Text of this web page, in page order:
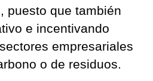
puesto que también
e incentivando
empresariales
o de residuos.